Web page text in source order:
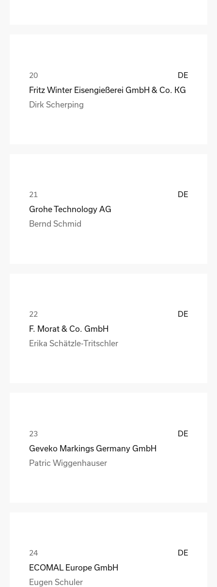
DE
Fritz Winter Eisengießerei GmbH & Co. KG
Dirk Scherping
DE
Grohe Technology AG
Bernd Schmid
DE
F. Morat & Co. GmbH
Erika Schätzle-Tritschler
DE
Geveko Markings Germany GmbH
Patric Wiggenhauser
DE
ECOMAL Europe GmbH
Eugen Schuler